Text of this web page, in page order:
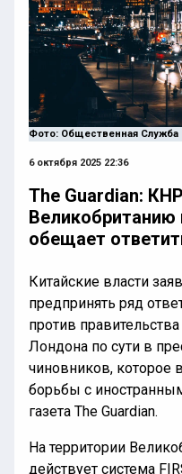
Фото: Общественная Служба
6 октября 2025 22:36
The Guardian:
Великобританию
обещает
Китайские власти
предпринять ряд
против
Лондона по сути в
чиновников, которое
борьбы с
газета The Guardian.
На территории
действует система